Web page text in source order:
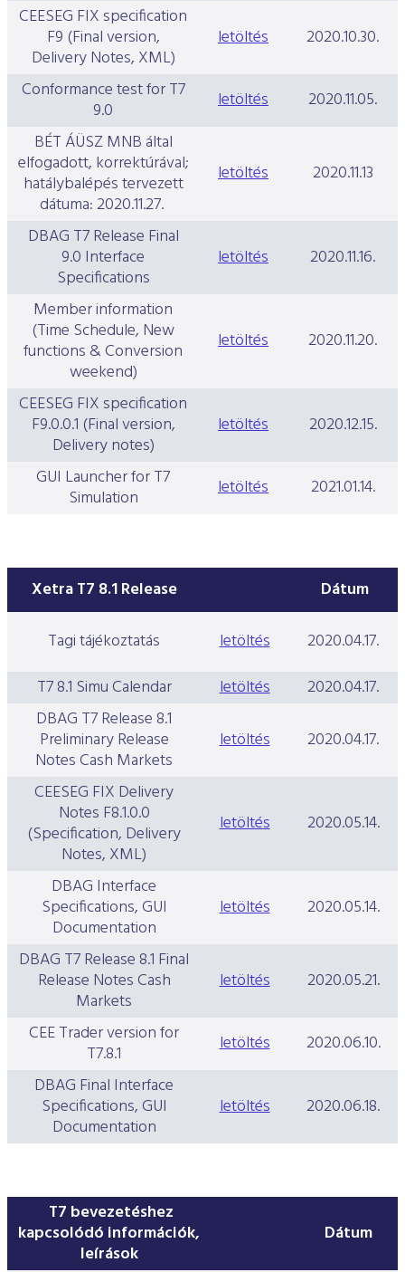
CEESEG FIX specification
F9 (Final version,
Delivery Notes, XML)
letöltés
2020.10.30.
Conformance test for T7
9.0 letöltés
2020.11.05.
BÉT ÁÜSZ MNB által
elfogadott, korrektúrával;
hatálybalépés tervezett
dátuma: 2020.11.27.
letöltés 2020.11.13
DBAG T7 Release Final
9.0 Interface
Specifications
letöltés
2020.11.16.
Member information
(Time Schedule, New
functions & Conversion
weekend)
letöltés 2020.11.20.
CEESEG FIX specification
F9.0.0.1 (Final version,
Delivery notes)
letöltés
2020.12.15.
GUI Launcher for T7
Simulation letöltés 2021.01.14.
Xetra T7 8.1 Release
Dátum
Tagi tájékoztatás
letöltés
2020.04.17.
T7 8.1 Simu Calendar
letöltés
2020.04.17.
DBAG T7 Release 8.1
Preliminary Release
Notes Cash Markets
letöltés
2020.04.17.
CEESEG FIX Delivery
Notes F8.1.0.0
(Specification, Delivery
Notes, XML)
letöltés 2020.05.14.
DBAG Interface
Specifications, GUI
Documentation
letöltés
2020.05.14.
DBAG T7 Release 8.1 Final
Release Notes Cash
Markets
letöltés
2020.05.21.
CEE Trader version for
T7.8.1 letöltés
2020.06.10.
DBAG Final Interface
Specifications, GUI
Documentation
letöltés 2020.06.18.
T7 bevezetéshez
kapcsolódó információk,
leírások
Dátum